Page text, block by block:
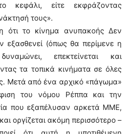
κεφάλι, είτε εκφράζοντας
τους».
ότι το κίνημα ανυπακοής Δεν
(όπως θα περίμενε η
επεκτείνεται και
τα τοπικά κινήματα σε όλες
Μετά από ένα αρχικό «πάγωμα»
του νόμου Ρέππα και την
που εξαπέλυσαν αρκετά ΜΜΕ,
οργίζεται ακόμη περισσότερο –